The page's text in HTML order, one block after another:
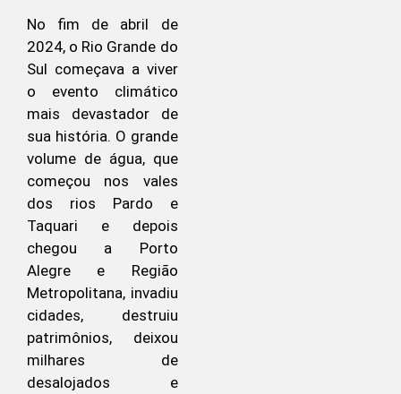
No fim de abril de
2024, o Rio Grande do
Sul começava a viver
o evento climático
mais devastador de
sua história. O grande
volume de água, que
começou nos vales
dos rios Pardo e
Taquari e depois
chegou a Porto
Alegre e Região
Metropolitana, invadiu
cidades, destruiu
patrimônios, deixou
milhares de
desalojados e